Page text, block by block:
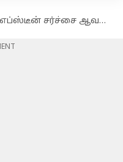
எப்ஸ்டீன் சர்ச்சை ஆவணத்தில் டெஸ்லா சிஇஓ பெயர்; எலான் மஸ்க் உடனடி மறுப்பு